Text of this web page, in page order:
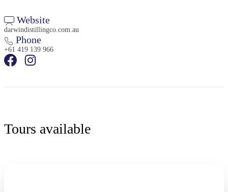
Website
darwindistillingco.com.au
Phone
+61 419 139 966
Tours available